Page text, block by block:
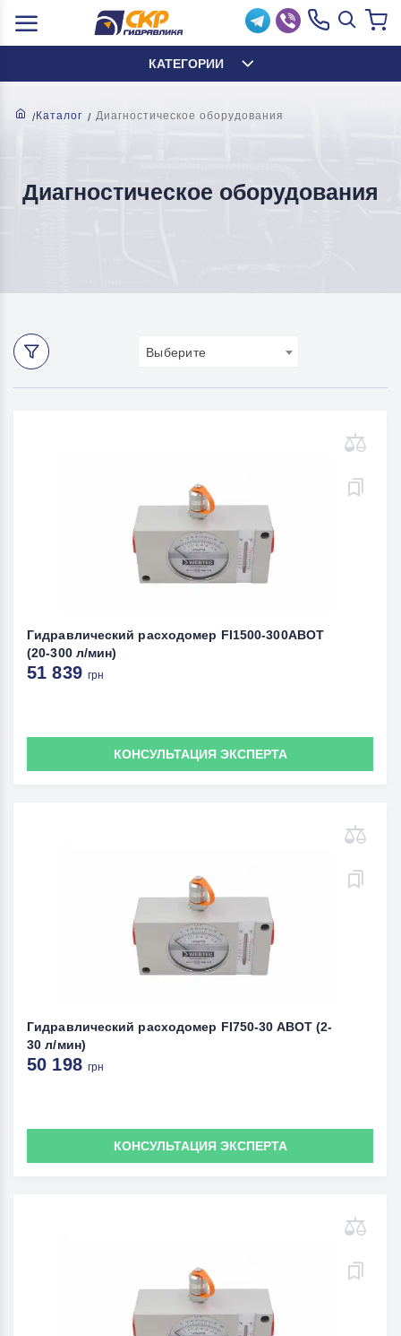
КАТЕГОРИИ
Каталог Диагностическое оборудования
Диагностическое оборудования
Выберите
Гидравлический расходомер FI1500-300ABOT
(20-300 л/мин)
51 839грн
КОНСУЛЬТАЦИЯ ЭКСПЕРТА
Гидравлический расходомер FI750-30 ABOT (2-
30 л/мин)
50 198грн
КОНСУЛЬТАЦИЯ ЭКСПЕРТА